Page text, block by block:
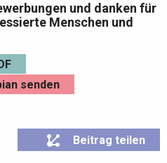
und danken für
Menschen und
senden
Beitrag teilen